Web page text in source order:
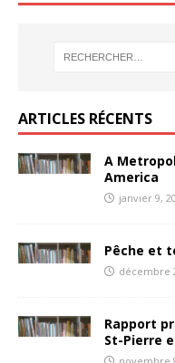
ARTICLES RÉCENTS
A
America
janvier 9,
Pêche et
décembre
Rapport
St-Pierre